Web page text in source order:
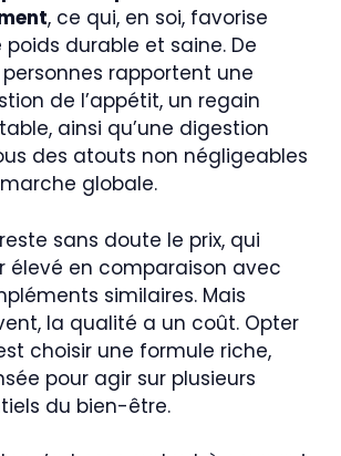
, ce qui, en soi, favorise
durable et saine. De
rapportent une
de l’appétit, un regain
ainsi qu’une digestion
des atouts non négligeables
globale.
sans doute le prix, qui
élevé en comparaison avec
similaires. Mais
la qualité a un coût. Opter
choisir une formule riche,
pour agir sur plusieurs
du bien-être.